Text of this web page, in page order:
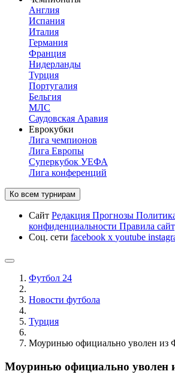
Англия
Испания
Италия
Германия
Франция
Нидерланды
Турция
Португалия
Бельгия
МЛС
Саудовская Аравия
Еврокубки
Лига чемпионов
Лига Европы
Суперкубок УЕФА
Лига конференций
Ко всем турнирам
Сайт Редакция Прогнозы
конфиденциальности Правила
Соц. сети facebook x youtube
Футбол 24
Новости футбола
Турция
Моуринью официально уволен из
Моуринью официально уволен